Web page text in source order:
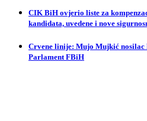
CIK BiH ovjerio liste za
kandidata, uvedene i nove
Crvene linije: Mujo Mujkić nosilac
Parlament FBiH